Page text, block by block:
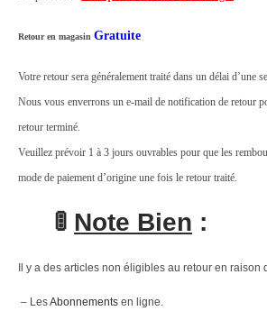
Retour en magasin Gratuite
Votre retour sera généralement traité dans un délai d’une
Nous vous enverrons un e-mail de notification de retour
retour terminé.
Veuillez prévoir 1 à 3 jours ouvrables pour que les
mode de paiement d’origine une fois le retour traité.
🚦 Note Bien :
Il y a des articles non éligibles au retour en raison
– LesAbonnements en ligne.